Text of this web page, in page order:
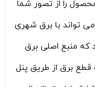
را از تصور شما
تواند با برق شهری
که منبع اصلی برق
برق از طریق پنل